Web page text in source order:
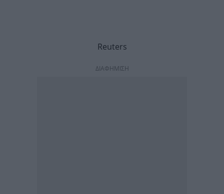
Reuters
ΔΙΑΦΗΜΙΣΗ